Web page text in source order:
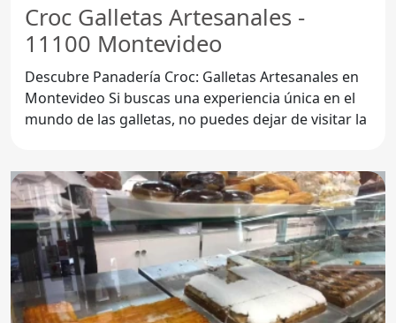
Croc Galletas Artesanales -
11100 Montevideo
Descubre Panadería Croc: Galletas Artesanales en
Montevideo Si buscas una experiencia única en el
mundo de las galletas, no puedes dejar de visitar la